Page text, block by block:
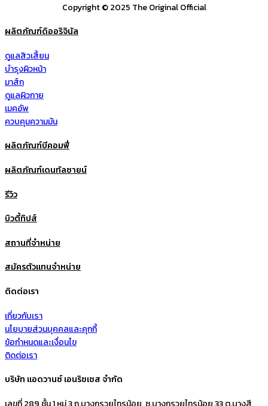
Copyright © 2025 The Original Official
ผลิตภัณฑ์ดิออริจินัล
ดูแลสิวเสี้ยน
บำรุงผิวหน้า
มาส์ก
ดูแลผิวกาย
เมคอัพ
ควบคุมความมัน
ผลิตภัณฑ์บีคอมฟี่
ผลิตภัณฑ์เดนทัลซายน์
รีวิว
บิวตี้ทิปส์
สถานที่จำหน่าย
สมัครตัวแทนจำหน่าย
ติดต่อเรา
เกี่ยวกับเรา
นโยบายส่วนบุคคลและคุกกี้
ข้อกำหนดและเงื่อนไข
ติดต่อเรา
บริษัท แอดวานซ์ เอนริชเชส จำกัด